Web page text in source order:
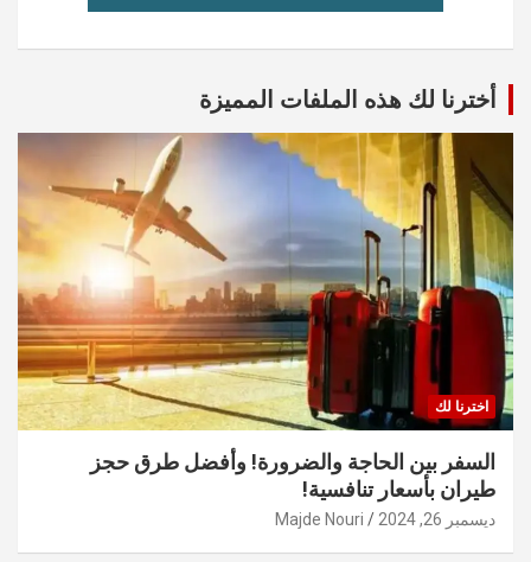
أخترنا لك هذه الملفات المميزة
اخترنا لك
السفر بين الحاجة والضرورة! وأفضل طرق حجز
طيران بأسعار تنافسية!
ديسمبر 26, 2024 Majde Nouri